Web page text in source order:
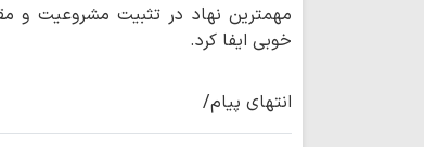
مهمترین نهاد در تثبیت مشروعیت و
خوبی ایفا کرد.
انتهای پیام/